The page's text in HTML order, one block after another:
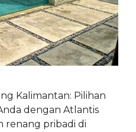
Kalimantan: Pilihan
dengan Atlantis
renang pribadi di